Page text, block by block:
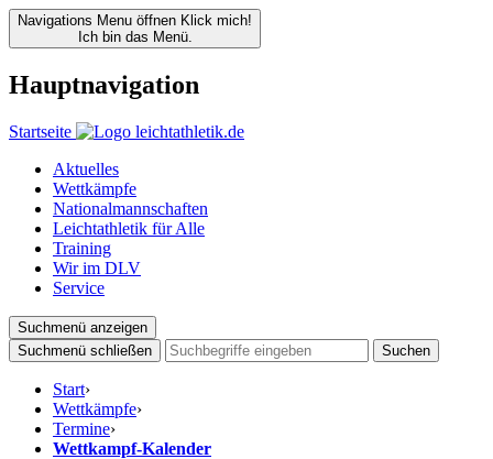
Navigations Menu öffnen Klick mich!
Ich bin das Menü.
Hauptnavigation
Startseite
Aktuelles
Wettkämpfe
Nationalmannschaften
Leichtathletik für Alle
Training
Wir im DLV
Service
Suchmenü anzeigen
Suchmenü schließen
Suchen
Start›
Wettkämpfe›
Termine›
Wettkampf-Kalender